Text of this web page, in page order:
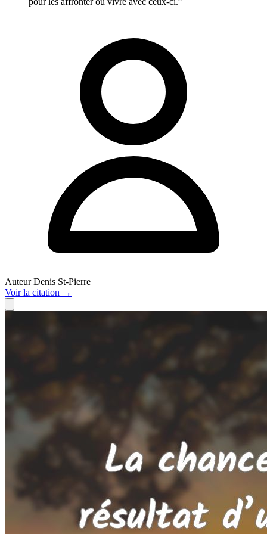
Auteur Denis St-Pierre
Voirla citation →